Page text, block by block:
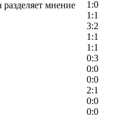
1:0
1:1
3:2
1:1
1:1
0:3
0:0
0:0
2:1
0:0
0:0
разделяет мнение